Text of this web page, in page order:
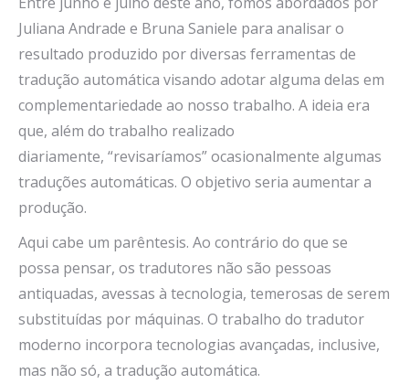
Juliana Andrade e Bruna Saniele para analisar o
resultado produzido por diversas ferramentas de
tradução automática visando adotar alguma delas em
complementariedade ao nosso trabalho. A ideia era
que, além do trabalho realizado
diariamente, “revisaríamos” ocasionalmente algumas
traduções automáticas. O objetivo seria aumentar a
produção.
Aqui cabe um parêntesis. Ao contrário do que se
possa pensar, os tradutores não são pessoas
antiquadas, avessas à tecnologia, temerosas de serem
substituídas por máquinas. O trabalho do tradutor
moderno incorpora tecnologias avançadas, inclusive,
mas não só, a tradução automática.